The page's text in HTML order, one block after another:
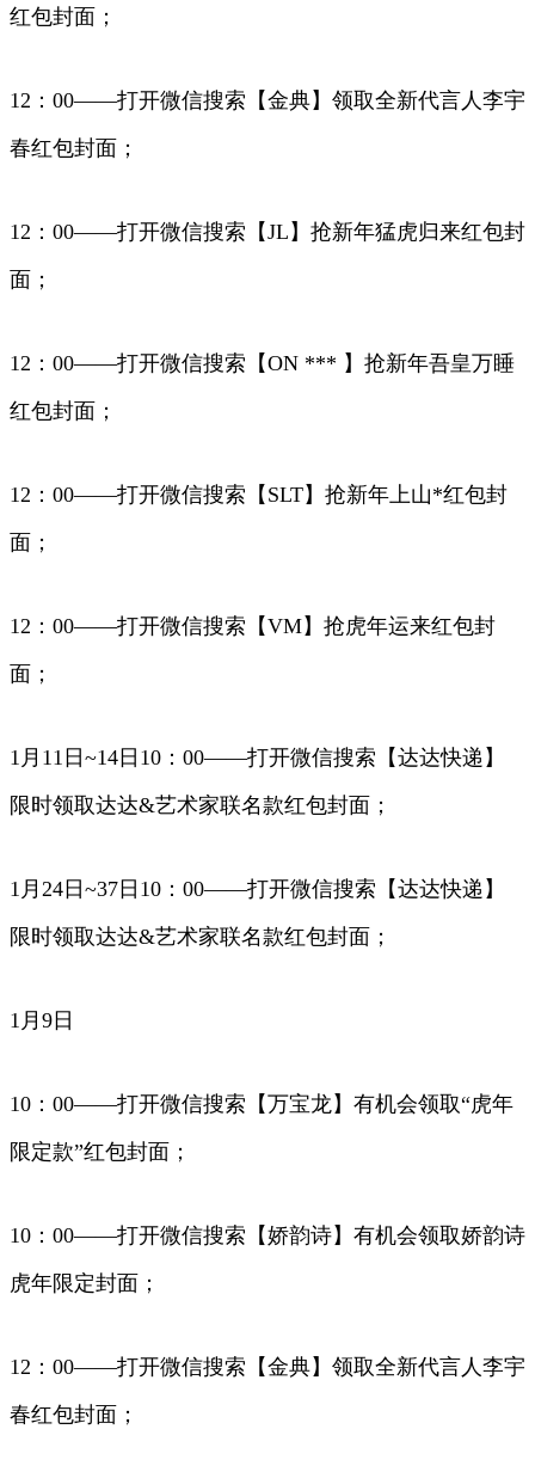
红包封面；
12：00——打开微信搜索【金典】领取全新代言人李宇
春红包封面；
12：00——打开微信搜索【JL】抢新年猛虎归来红包封
面；
12：00——打开微信搜索【ON *** 】抢新年吾皇万睡
红包封面；
12：00——打开微信搜索【SLT】抢新年上山*红包封
面；
12：00——打开微信搜索【VM】抢虎年运来红包封
面；
1月11日~14日10：00——打开微信搜索【达达快递】
限时领取达达&艺术家联名款红包封面；
1月24日~37日10：00——打开微信搜索【达达快递】
限时领取达达&艺术家联名款红包封面；
1月9日
10：00——打开微信搜索【万宝龙】有机会领取“虎年
限定款”红包封面；
10：00——打开微信搜索【娇韵诗】有机会领取娇韵诗
虎年限定封面；
12：00——打开微信搜索【金典】领取全新代言人李宇
春红包封面；